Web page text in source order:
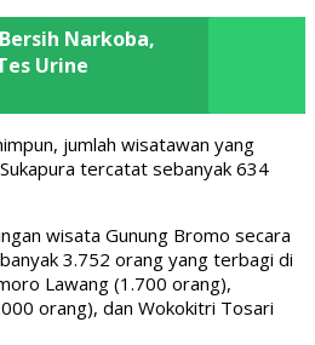
Narkoba,
Urine
jumlah wisatawan yang
tercatat sebanyak 634
wisata Gunung Bromo secara
3.752 orang yang terbagi di
Lawang (1.700 orang),
orang), dan Wokokitri Tosari